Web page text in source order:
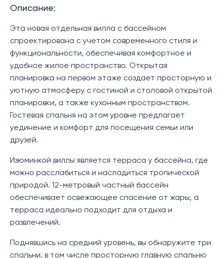
Описание:
Эта новая отдельная вилла с бассейном
спроектирована с учетом современного стиля и
функциональности, обеспечивая комфортное и
удобное жилое пространство. Открытая
планировка на первом этаже создает просторную и
уютную атмосферу с гостиной и столовой открытой
планировки, а также кухонным пространством.
Гостевая спальня на этом уровне предлагает
уединение и комфорт для посещения семьи или
друзей.
Изюминкой виллы является терраса у бассейна, где
можно расслабиться и насладиться тропической
природой. 12-метровый частный бассейн
обеспечивает освежающее спасение от жары, а
терраса идеально подходит для отдыха и
развлечений.
Поднявшись на средний уровень, вы обнаружите три
спальни, в том числе просторную главную спальню